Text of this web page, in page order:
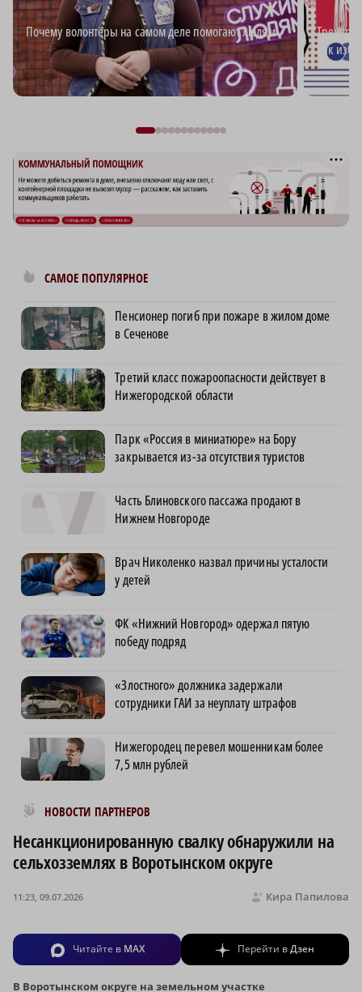
Почему волонтёры на самом деле помогают людям
Тренер
как
САМОЕ ПОПУЛЯРНОЕ
Пенсионер погиб при пожаре в жилом доме
в Сеченове
Третий класс пожароопасности действует в
Нижегородской области
Парк «Россия в миниатюре» на Бору
закрывается из-за отсутствия туристов
Часть Блиновского пассажа продают в
Нижнем Новгороде
Врач Николенко назвал причины усталости
у детей
ФК «Нижний Новгород» одержал пятую
победу подряд
«Злостного» должника задержали
сотрудники ГАИ за неуплату штрафов
Нижегородец перевел мошенникам более
7,5 млн рублей
НОВОСТИ ПАРТНЕРОВ
Новости МирТесен
Несанкционированную свалку обнаружили на
сельхозземлях в Воротынском округе
Кира Папилова
11:23, 09.07.2026
Читайте в MAX Перейти вДзен
В Воротынском округе на земельном участке